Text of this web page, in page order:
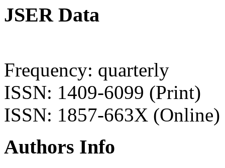
JSER Data
Frequency: quarterly
ISSN: 1409-6099 (Print)
ISSN: 1857-663X (Online)
Authors Info